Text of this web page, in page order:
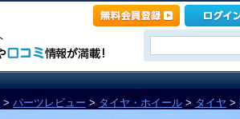
> パーツレビュー > タイヤ・ホイール > タイヤ >